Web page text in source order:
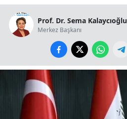
Prof. Dr. Sema Kalaycıoğlu
Merkez Başkanı